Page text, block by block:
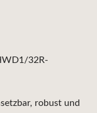
robust und
32R-